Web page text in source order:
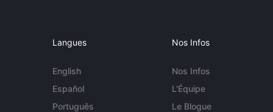
Langues
English
Español
Português
Nos Infos
Nos Infos
L'Équipe
Le Blogue